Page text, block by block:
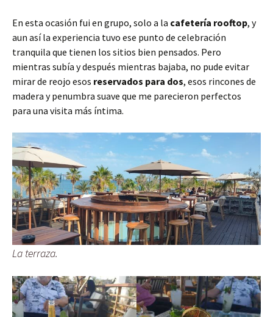
En esta ocasión fui en grupo, solo a la cafetería rooftop, y
aun así la experiencia tuvo ese punto de celebración
tranquila que tienen los sitios bien pensados. Pero
mientras subía y después mientras bajaba, no pude evitar
mirar de reojo esos reservados para dos, esos rincones de
madera y penumbra suave que me parecieron perfectos
para una visita más íntima.
La terraza.